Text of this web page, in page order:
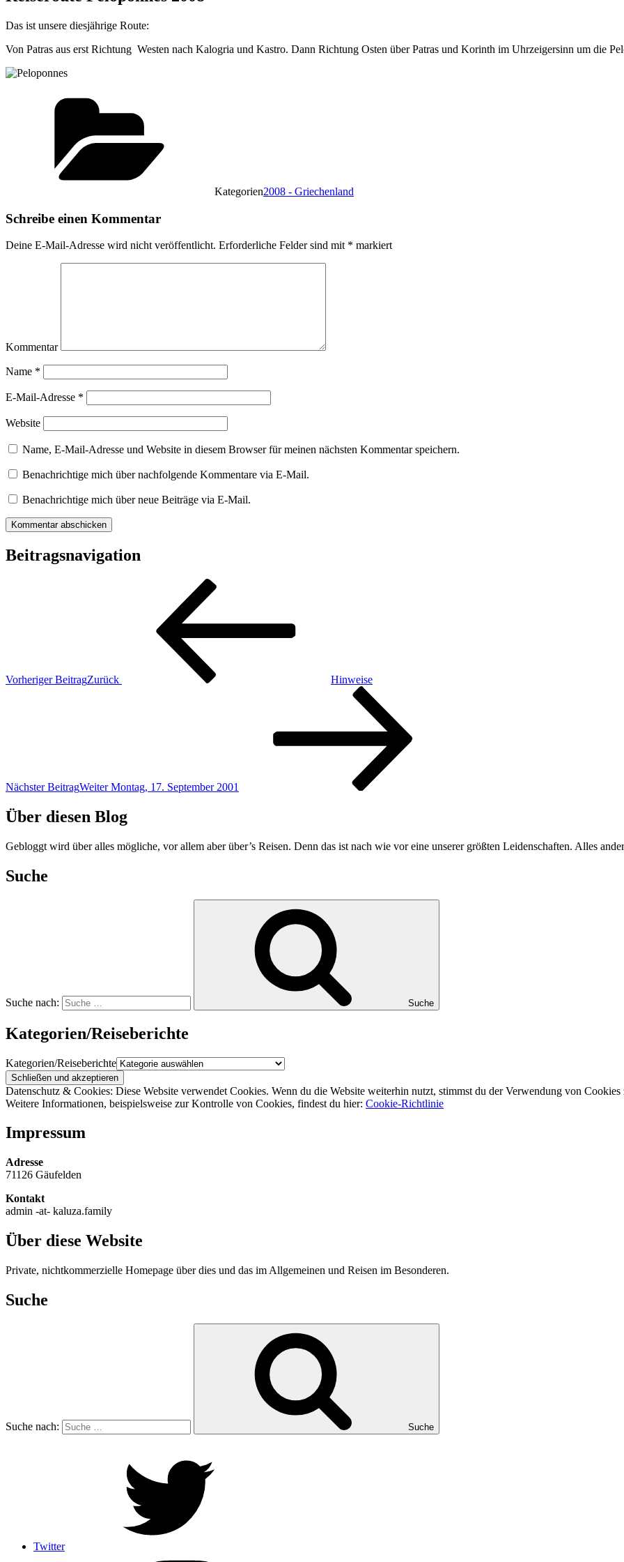
Das ist unsere diesjährige Route:
Von Patras aus erst Richtung Westen nach Kalogria und Kastro. Dann Richtung Osten über Patras und Korinth im Uhrzeigersinn um die
Kategorien2008 - Griechenland
Schreibe einen Kommentar
Deine E-Mail-Adresse wird nicht veröffentlicht. Erforderliche Felder sind mit * markiert
Kommentar
Name *
E-Mail-Adresse *
Website
Name, E-Mail-Adresse und Website in diesem Browser für meinen nächsten Kommentar speichern.
Benachrichtige mich über nachfolgende Kommentare via E-Mail.
Benachrichtige mich über neue Beiträge via E-Mail.
Beitragsnavigation
Vorheriger BeitragZurück Hinweise
Nächster BeitragWeiter Montag, 17. September 2001
Über diesen Blog
Gebloggt wird über alles mögliche, vor allem aber über’s Reisen. Denn das ist nach wie vor eine unserer größten Leidenschaften. Alles
Suche
Suche nach: Suche
Kategorien/Reiseberichte
Kategorien/Reiseberichte
Datenschutz & Cookies: Diese Website verwendet Cookies. Wenn du die Website weiterhin nutzt, stimmst du der Verwendung von Cookies
Weitere Informationen, beispielsweise zur Kontrolle von Cookies, findest du hier: Cookie-Richtlinie
Impressum
Adresse
71126 Gäufelden
Kontakt
admin -at- kaluza.family
Über diese Website
Private, nichtkommerzielle Homepage über dies und das im Allgemeinen und Reisen im Besonderen.
Suche
Suche nach: Suche
Twitter